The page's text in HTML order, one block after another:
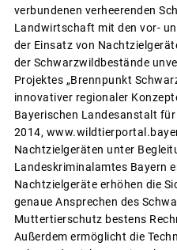
verbundenen verheerenden
Landwirtschaft mit den vor-
der Einsatz von
der Schwarzwildbestände
Projektes „Brennpunkt
innovativer regionaler
Bayerischen Landesanstalt
2014,
Nachtzielgeräten unter
Landeskriminalamtes Bayern
Nachtzielgeräte erhöhen die
genaue Ansprechen des
Muttertierschutz bestens
Außerdem ermöglicht die